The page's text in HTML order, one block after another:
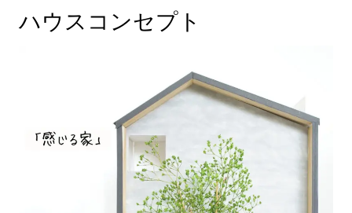
ハウスコンセプト